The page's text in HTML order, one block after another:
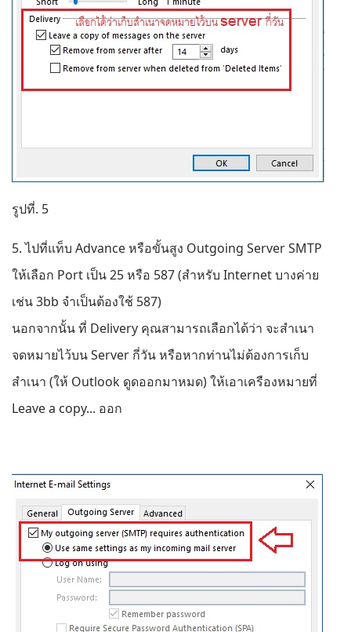
รูปที่. 5
5. ไปที่แท็บ Advance หรือขั้นสูง Outgoing Server SMTP
ให้เลือก Port เป็น 25 หรือ 587 (สำหรับ Internet บางค่าย
เช่น 3bb จำเป็นต้องใช้ 587)
นอกจากนั้น ที่ Delivery คุณสามารถเลือกได้ว่า จะสำเนา
จดหมายไว้บน Server กี่วัน หรือหากท่านไม่ต้องการเก็บ
สำเนา (ให้ Outlook ดูดออกมาหมด) ให้เอาเครืองหมายที่
Leave a copy... ออก